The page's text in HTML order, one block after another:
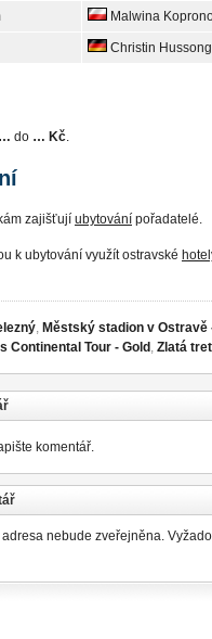
Malwina
Christin
… do … Kč.
zajišťují ubytování pořadatelé.
k ubytování využít ostravské
, Městský stadion v
Continental Tour - Gold , Zlatá
komentář.
nebude zveřejněna.